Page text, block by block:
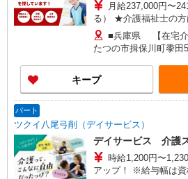
月給237,000円〜
る） ★介護福祉士の方
手当） 別途交通費支
残業手当（月平均残業
給
■兵庫県 【在宅介
たつの市揖保川町黍
ノ緒町二丁目8番地18
【在宅介護センターは
川町北在家2648番地
富田林市甲田一丁目3
102号室 【在宅介護セ
庄内西町二丁目15番
室 【在宅介護センタ
三丁目144番地2
キープ
パート
ツクイ八尾弓削（デイサービス）
デイサービス 介護
時給1,200円〜1,230円 ★土日祝日は時給
アップ！ ※給与幅は資